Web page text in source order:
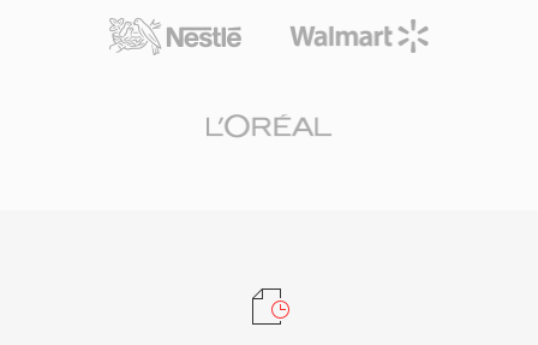
para importação é exportação perfeitas. Para
engenheiros é produtores que trabalham
é alta fidelidade, o W64 oferece a
amplamente utilizado em discos Blu-ray,
primaria é a capacidade de som surround
central dedicado, ideal para conteúdo de filmes